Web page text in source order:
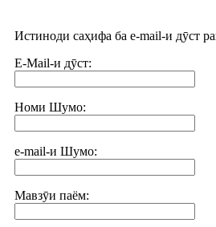
Истиноди саҳифа ба e-mail-и дӯст
E-Mail-и дӯст:
Номи Шумо:
e-mail-и Шумо:
Мавзӯи паём: